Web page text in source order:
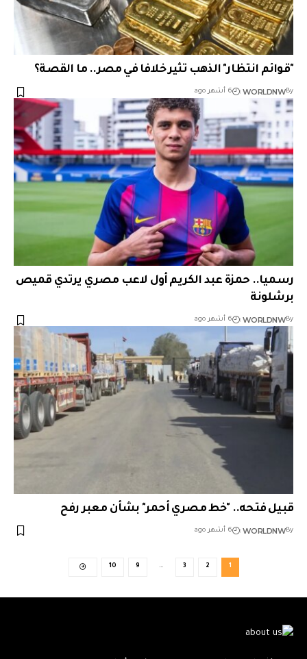
"قوائم انتظار" الذهب تثير خلافا في مصر.. ما القصة؟
By
WORLDNW 6 أشهر ago
رسميا.. حمزة عبد الكريم أول لاعب مصري يرتدي قميص
برشلونة
By
WORLDNW 6 أشهر ago
قبيل فتحه.. "خط مصري أحمر" بشأن معبر رفح
By
WORLDNW 6 أشهر ago
1
2
3
…
9
10